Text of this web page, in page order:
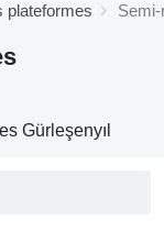
plateformes
Gürleşenyıl